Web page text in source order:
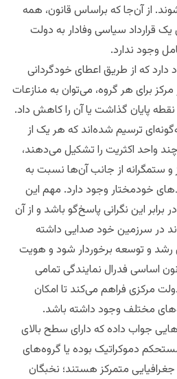
از آن‌جا که براساس قانون، همه
قرارداد سیاسی وفادار به دولت
وجود ندارد.
که از طریق اعطای خودگردانی
برای هر گروه، می‌توان به منازعات
پایان گذاشت یا آن را کاهش داد.
ترسیم شده‌اند که هر یک از
واحد اکثریت را تشکیل می‌دهند،
و ستمگرانه از جانب آن‌ها نسبت به
خودمختار وجود دارد. مهم این
این نگرانی‌ پاسخ‌گو باشد و از آن
در سرزمین خود صدایی داشته
رشد و توسعه برخوردار شود و هویت
اساسی فدرال نمایندگی تمامی
مرکزی فراهم می‌کند تا امکان
مختلف وجود داشته باشد.
جواب داده که دارای سطح بالای
دموکراتیک بوده یا گروه‌های
متمرکز هستند؛ نخبگان